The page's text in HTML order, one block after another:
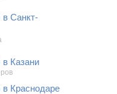
в Санкт-
в Казани
в Краснодаре